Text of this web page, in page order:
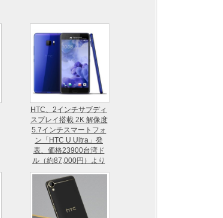
HTC、2インチサブディ
スプレイ搭載 2K 解像度
5.7インチスマートフォ
ン「HTC U Ultra」発
表、価格23900台湾ド
ル（約87,000円）より